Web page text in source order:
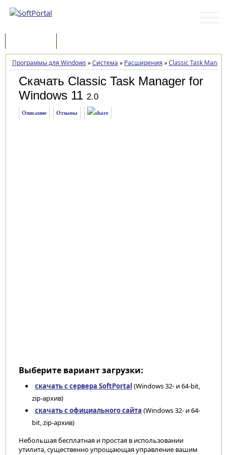
Программы для Windows »Система » Расширения »Classic Task
Скачать Classic Task Manager for
Windows 11 2.0
Описание Отзывы
Выберите вариант загрузки:
скачать с сервера SoftPortal (Windows 32- и 64-bit,
zip-архив)
скачать с официального сайта (Windows 32- и 64-
bit, zip-архив)
Небольшая бесплатная и простая в использовании
утилита, существенно упрощающая управление вашим